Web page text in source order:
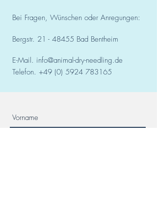
Bei Fragen, Wünschen oder Anregungen:
Bergstr. 21 - 48455 Bad Bentheim
E-Mail. info@animal-dry-needling.de
Telefon. +49 (0) 5924 783165